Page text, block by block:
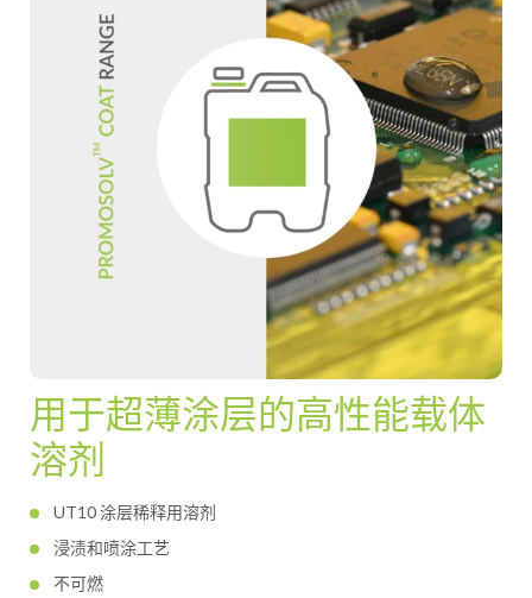
用于超薄涂层的高性能载体
溶剂
UT10 涂层稀释用溶剂
浸渍和喷涂工艺
不可燃